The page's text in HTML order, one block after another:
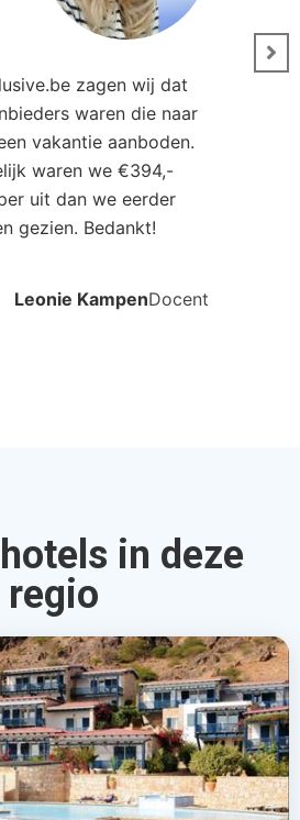
zagen wij dat
waren die naar
vakantie aanboden.
waren we €394,-
uit dan we eerder
gezien. Bedankt!
Leonie KampenDocent
in deze
regio